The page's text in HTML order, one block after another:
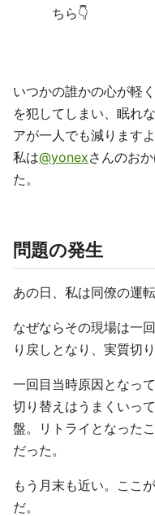
ちら👇
いつかの誰かの心が軽
を犯してしまい、眠れ
アが一人でも減ります
私は@yonexさんのお
た。
問題の発生
あの日、私は同僚の運
なぜならその現場は一
り戻しとなり、実質切
一回目当時原因となっ
切り替えはうまくいっ
盤。リトライとなった
だった。
もう月末も近い。ここ
だ。